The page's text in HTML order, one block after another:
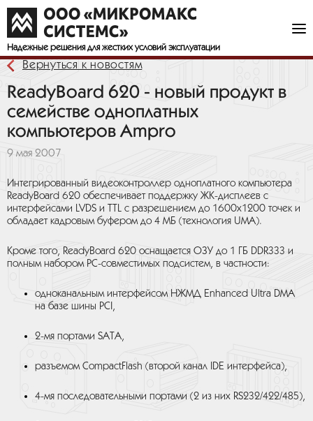
Надежные решения для жестких условий эксплуатации
Вернуться к новостям
ReadyBoard 620 - новый продукт в
семействе одноплатных
компьютеров Ampro
9 мая 2007
Интегрированный видеоконтроллер одноплатного компьютера
ReadyBoard 620 обеспечивает поддержку ЖК-дисплеев с
интерфейсами LVDS и TTL с разрешением до 1600х1200 точек и
обладает кадровым буфером до 4 МБ (технология UMA).
Кроме того, ReadyBoard 620 оснащается ОЗУ до 1 ГБ DDR333 и
полным набором РС-совместимых подсистем, в частности:
одноканальным интерфейсом НЖМД Enhanced Ultra DMA
на базе шины PCI,
2-мя портами SATA,
разъемом CompactFlash (второй канал IDE интерфейса),
4-мя последовательными портами (2 из них RS232/422/485),